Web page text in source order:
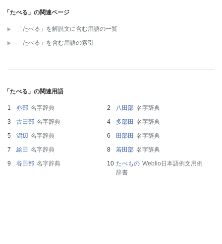
「たべる」の関連ページ
「たべる」を解説文に含む用語の一覧
「たべる」を含む用語の索引
「たべる」の関連用語
亦部 名字辞典 八田部 名字辞典
古田部 名字辞典 多部田 名字辞典
潟辺 名字辞典 田部田 名字辞典
給田 名字辞典 若田部 名字辞典
谷田部 名字辞典 たべもの Weblio日本語例文用例
辞書